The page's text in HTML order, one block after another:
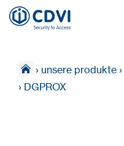
› unsere produkte ›
› DGPROX